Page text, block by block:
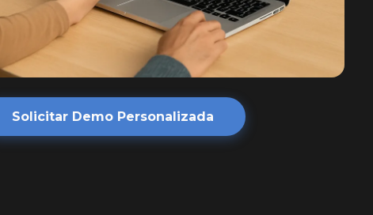
Solicitar Demo Personalizada